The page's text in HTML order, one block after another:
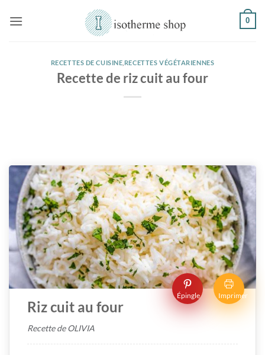
0
RECETTES DE CUISINE RECETTES VÉGÉTARIENNES
Recette de riz cuit au four
Épingle Imprimer
Riz cuit au four
Recette de OLIVIA